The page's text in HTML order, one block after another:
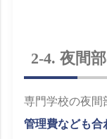
2-4. 夜間
専門学校の夜間
管理費なども合